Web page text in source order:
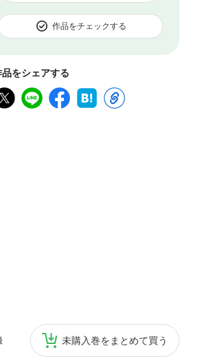
作品をチェックする
品をシェアする
未購入巻をまとめて買う